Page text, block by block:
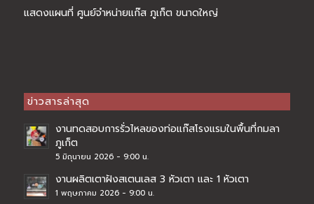
แสดงแผนที่ ศูนย์จำหน่ายแก๊ส ภูเก็ต ขนาดใหญ่
ข่าวสารล่าสุด
งานทดสอบการรั่วไหลของท่อแก๊สโรงแรมในพื้นที่กมลา
ภูเก็ต
5 มิถุนายน 2026 - 9:00 น.
งานผลิตเตาฝังสเตนเลส 3 หัวเตา และ 1 หัวเตา
1 พฤษภาคม 2026 - 9:00 น.